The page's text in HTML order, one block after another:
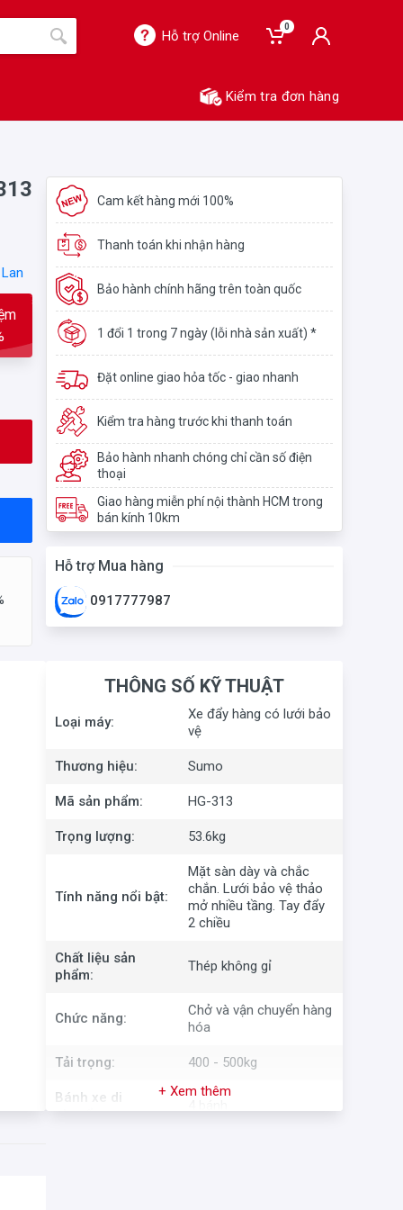
Hỗ trợ Online
0
Kiểm tra đơn hàng
Cam kết hàng mới 100%
Thanh toán khi nhận hàng
Bảo hành chính hãng trên toàn quốc
1 đổi 1 trong 7 ngày (lỗi nhà sản xuất) *
Đặt online giao hỏa tốc - giao nhanh
Kiểm tra hàng trước khi thanh toán
Bảo hành nhanh chóng chỉ cần số điện
thoại
Giao hàng miễn phí nội thành HCM trong
bán kính 10km
Hỗ trợ Mua hàng
0917777987
THÔNG SỐ KỸ THUẬT
Loại máy:
Xe đẩy hàng có lưới bảo
vệ
Thương hiệu: Sumo
Mã sản phẩm: HG-313
Trọng lượng: 53.6kg
Tính năng nổi bật:
Mặt sàn dày và chắc
chắn. Lưới bảo vệ thảo
mở nhiều tầng. Tay đẩy
2 chiều
Chất liệu sản
phẩm:
Thép không gỉ
Chức năng:
Chở và vận chuyển hàng
hóa
Tải trọng: 400 - 500kg
Bánh xe di
chuyển:
+ Xem thêm